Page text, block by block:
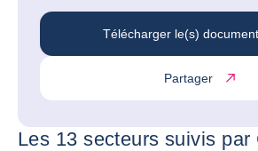
Télécharger le(s)
Partager
Les 13 secteurs suivis par